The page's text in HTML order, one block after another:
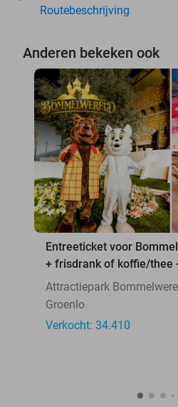
Routebeschrijving
Anderen bekeken ook
Entreeticket voor
+ frisdrank of koffie/thee
Attractiepark
Groenlo
Verkocht: 34.410